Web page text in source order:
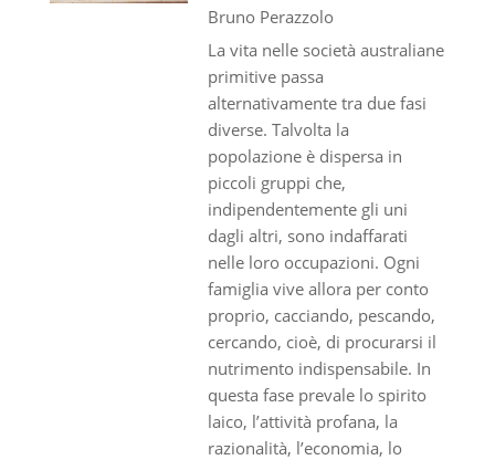
Bruno Perazzolo
La vita nelle società australiane
primitive passa
alternativamente tra due fasi
diverse. Talvolta la
popolazione è dispersa in
piccoli gruppi che,
indipendentemente gli uni
dagli altri, sono indaffarati
nelle loro occupazioni. Ogni
famiglia vive allora per conto
proprio, cacciando, pescando,
cercando, cioè, di procurarsi il
nutrimento indispensabile. In
questa fase prevale lo spirito
laico, l’attività profana, la
razionalità, l’economia, lo